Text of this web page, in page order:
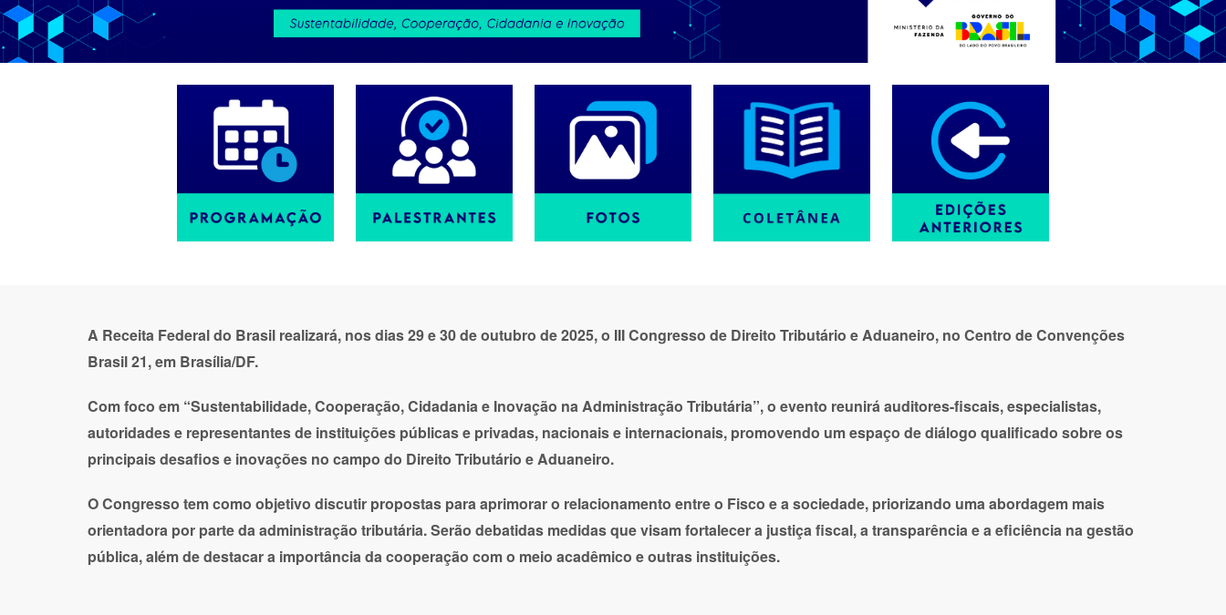
A Receita Federal do Brasil realizará, nos dias 29 e 30 de outubro de 2025, o III Congresso de Direito Tributário e Aduaneiro, no Centro de Convenções
Brasil 21, em Brasília/DF.
Com foco em “Sustentabilidade, Cooperação, Cidadania e Inovação na Administração Tributária”, o evento reunirá auditores-fiscais, especialistas,
autoridades e representantes de instituições públicas e privadas, nacionais e internacionais, promovendo um espaço de diálogo qualificado sobre os
principais desafios e inovações no campo do Direito Tributário e Aduaneiro.
O Congresso tem como objetivo discutir propostas para aprimorar o relacionamento entre o Fisco e a sociedade, priorizando uma abordagem mais
orientadora por parte da administração tributária. Serão debatidas medidas que visam fortalecer a justiça fiscal, a transparência e a eficiência na gestão
pública, além de destacar a importância da cooperação com o meio acadêmico e outras instituições.